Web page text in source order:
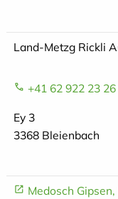
Land-Metzg Rickli
+41 62 922 23 26
Ey 3
3368 Bleienbach
Medosch